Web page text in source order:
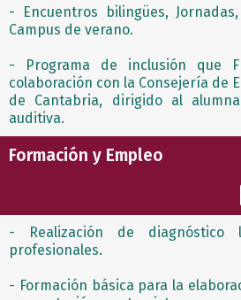
- Encuentros bilingües,
Campus de verano.
- Programa de inclusión que
colaboración con la Consejería de
de Cantabria, dirigido al
auditiva.
Formación y Empleo
- Realización de diagnóstico
profesionales.
- Formación básica para la